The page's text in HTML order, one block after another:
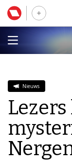
Nieuws